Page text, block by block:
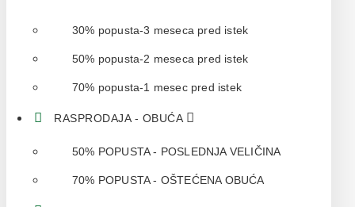
30% popusta-3 meseca pred istek
50% popusta-2 meseca pred istek
70% popusta-1 mesec pred istek
RASPRODAJA - OBUĆA
50% POPUSTA - POSLEDNJA VELIČINA
70% POPUSTA - OŠTEĆENA OBUĆA